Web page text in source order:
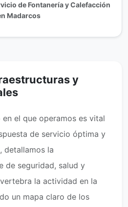
de Fontanería y Calefacción
Madarcos
y
el que operamos es vital
de servicio óptima y
detallamos la
de seguridad, salud y
la actividad en la
un mapa claro de los